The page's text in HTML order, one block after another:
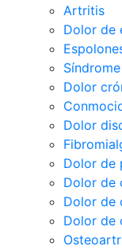
Artritis
Dolor de
Dolor
Dolor
Dolor de
Dolor de
Dolor de
Dolor de